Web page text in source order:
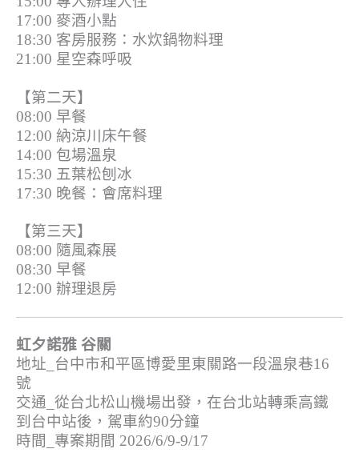
17:00 麥酒小點
18:30 客房服務：水炊鍋物料理
21:00 星空森呼吸
【第二天】
08:00 早餐
12:00 納涼川床午餐
14:00 包場溫泉
15:30 五葉松刨冰
17:30 晚餐：會席料理
【第三天】
08:00 隨風森展
08:30 早餐
12:00 辦理退房
虹夕諾雅 谷關
地址_台中市和平區博愛里東關路一段溫泉巷16
號
交通_從台北松山機場出發，在台北站轉乘高鐵
到台中站後，駕車約90分鐘
時間_專案期間 2026/6/9-9/17